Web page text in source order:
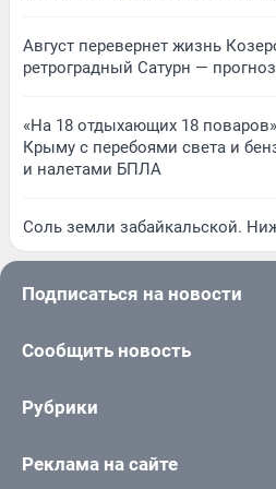
Август перевернет жизнь
ретроградный Сатурн — прогноз
«На 18 отдыхающих 18
Крыму с перебоями света и
и налетами БПЛА
Соль земли забайкальской.
Подписаться на новости
Сообщить новость
Рубрики
Реклама на сайте